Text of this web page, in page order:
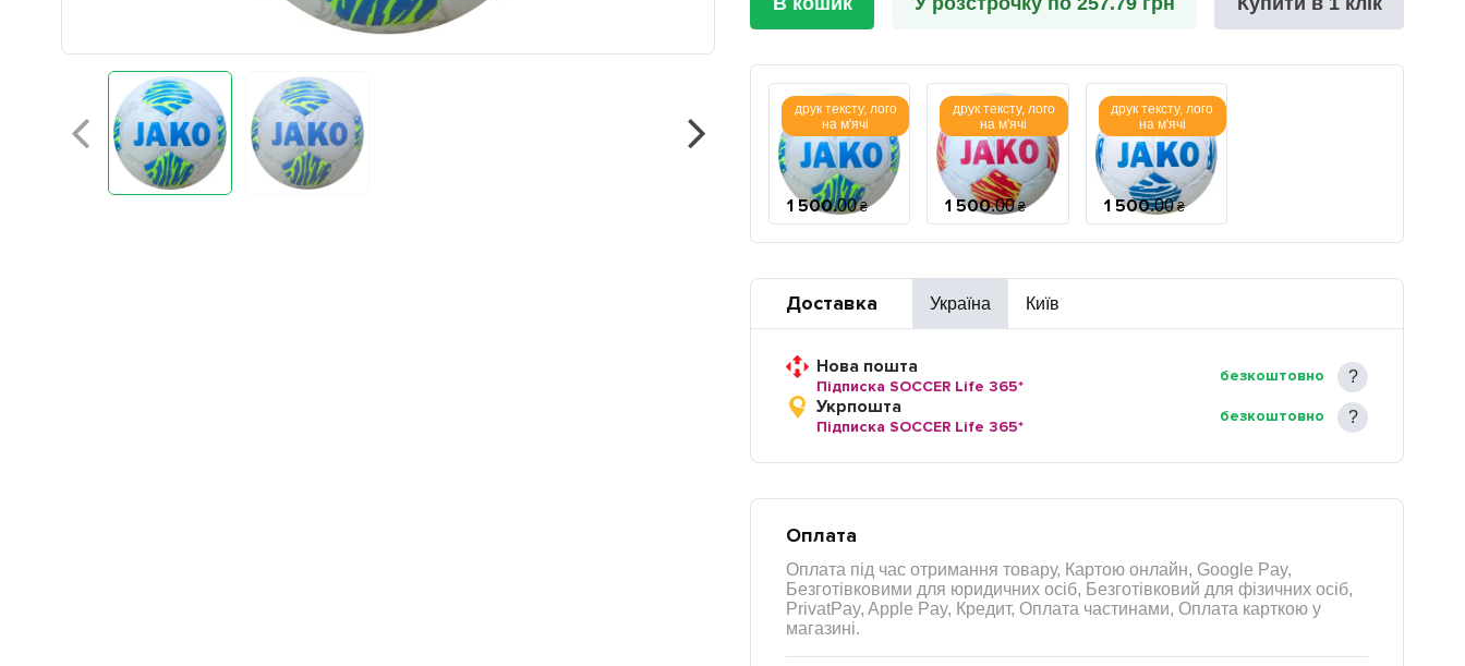
друк тексту, лого
на м'ячі
1 500.00 ₴
друк тексту, лого
на м'ячі
1 500.00 ₴
друк тексту, лого
на м'ячі
1 500.00 ₴
Доставка Україна Київ
Нова пошта
Підписка SOCCER Life 365*
безкоштовно
Укрпошта
Підписка SOCCER Life 365*
безкоштовно
Оплата
Оплата під час отримання товару, Картою онлайн, Google Pay,
Безготівковими для юридичних осіб, Безготівковий для фізичних осіб,
PrivatPay, Apple Pay, Кредит, Оплата частинами, Оплата карткою у
магазині.